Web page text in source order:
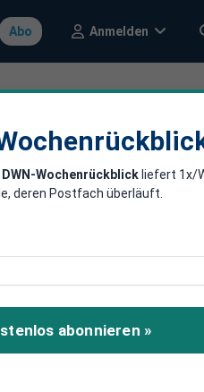
Abo Anmelden
von Ende
DWN-Wochenrückblick liefert 1x/
deren Postfach überläuft.
abonnieren »